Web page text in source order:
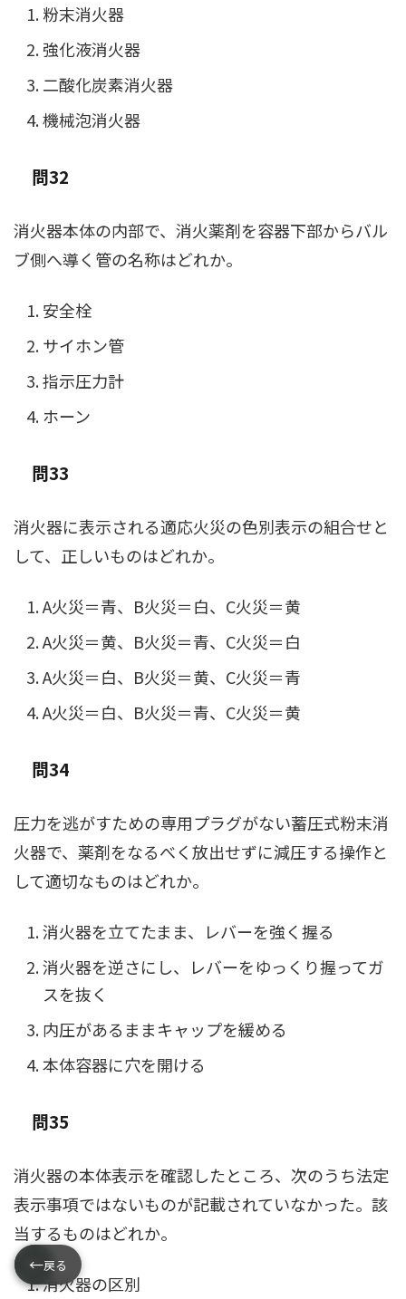
粉末消火器
強化液消火器
二酸化炭素消火器
機械泡消火器
問32
消火器本体の内部で、消火薬剤を容器下部からバル
ブ側へ導く管の名称はどれか。
安全栓
サイホン管
指示圧力計
ホーン
問33
消火器に表示される適応火災の色別表示の組合せと
して、正しいものはどれか。
A火災＝青、B火災＝白、C火災＝黄
A火災＝黄、B火災＝青、C火災＝白
A火災＝白、B火災＝黄、C火災＝青
A火災＝白、B火災＝青、C火災＝黄
問34
圧力を逃がすための専用プラグがない蓄圧式粉末消
火器で、薬剤をなるべく放出せずに減圧する操作と
して適切なものはどれか。
消火器を立てたまま、レバーを強く握る
消火器を逆さにし、レバーをゆっくり握ってガ
スを抜く
内圧があるままキャップを緩める
本体容器に穴を開ける
問35
消火器の本体表示を確認したところ、次のうち法定
表示事項ではないものが記載されていなかった。該
当するものはどれか。
消火器の区別
←戻る
←